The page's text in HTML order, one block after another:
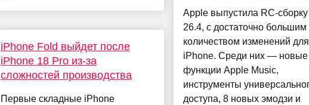
iPhone Fold выйдет после
iPhone 18 Pro из-за
сложностей производства
Первые складные iPhone
Apple выпустила RC-
26.4, с достаточно большим
количеством изменений для
iPhone. Среди них — новые
функции Apple Music,
инструменты
доступа, 8 новых эмодзи и